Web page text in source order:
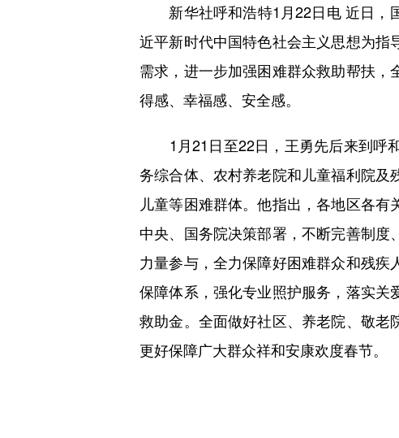
新华社呼和浩特1月22日电 近日，
近平新时代中国特色社会主义思想为
需求，进一步加强困难群众救助帮扶
得感、幸福感、安全感。
1月21日至22日，王勇先后来到呼和
务综合体、农村养老院和儿童福利院
儿童等困难群体。他指出，各地区各
中央、国务院决策部署，不断完善制
力量参与，全力保障好困难群众和残
保障体系，强化专业照护服务，落实
救助金。全面做好社区、养老院、敬老
更好保障广大群众祥和安康欢度春节。